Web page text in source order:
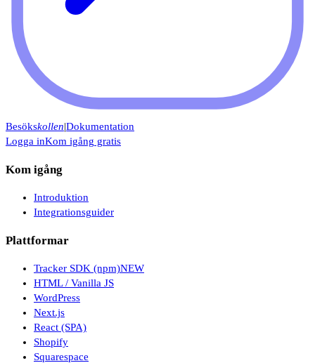
Besökskollen|Dokumentation
Logga inKom igång gratis
Kom igång
Introduktion
Integrationsguider
Plattformar
Tracker SDK (npm)NEW
HTML / Vanilla JS
WordPress
Next.js
React (SPA)
Shopify
Squarespace